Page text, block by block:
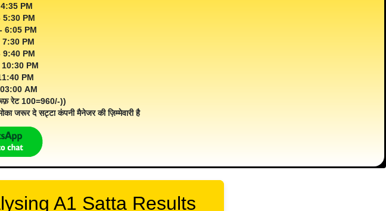
PM
5:30 PM
6:05 PM
7:30 PM
9:40 PM
10:30 PM
PM
03:00 AM
रेट 100=960/-))
जरूर दे सट्टा कंपनी मैनेजर की ज़िम्मेवारी है
A1 Satta Results